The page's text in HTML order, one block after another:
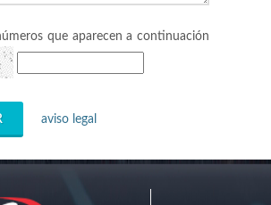
que aparecen a continuación
aviso legal